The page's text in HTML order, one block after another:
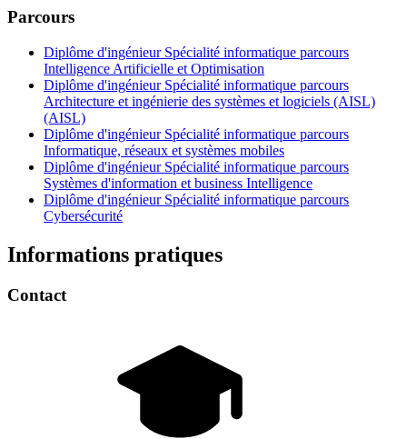
Parcours
Diplôme d'ingénieur Spécialité informatique parcours
Intelligence Artificielle et Optimisation
Diplôme d'ingénieur Spécialité informatique parcours
Architecture et ingénierie des systèmes et logiciels (AISL)
(AISL)
Diplôme d'ingénieur Spécialité informatique parcours
Informatique, réseaux et systèmes mobiles
Diplôme d'ingénieur Spécialité informatique parcours
Systèmes d'information et business Intelligence
Diplôme d'ingénieur Spécialité informatique parcours
Cybersécurité
Informations pratiques
Contact